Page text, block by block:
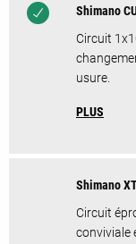
Shimano
Circuit
usure.
PLUS
Shimano
Circuit
conviviale